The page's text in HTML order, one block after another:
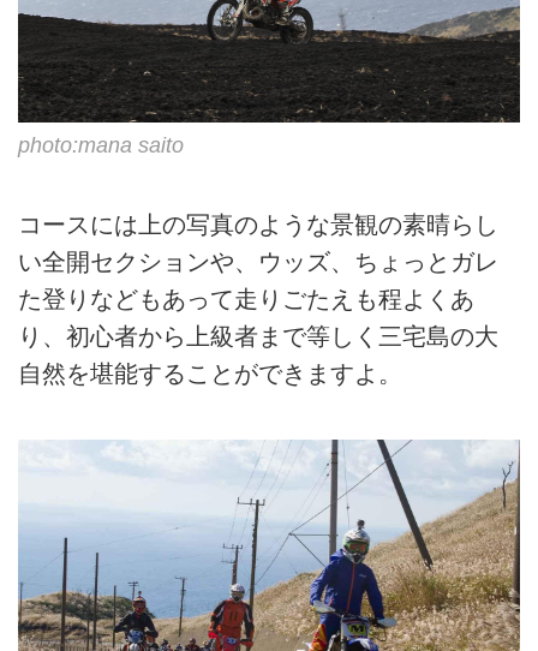
photo:mana saito
コースには上の写真のような景観の素晴らし
い全開セクションや、ウッズ、ちょっとガレ
た登りなどもあって走りごたえも程よくあ
り、初心者から上級者まで等しく三宅島の大
自然を堪能することができますよ。